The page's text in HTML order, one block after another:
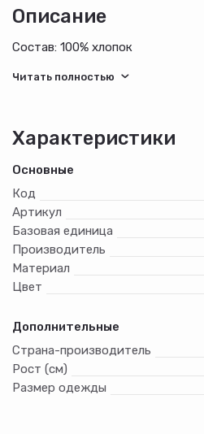
Описание
Состав: 100% хлопок
Характеристики
Основные
Код
Артикул
Базовая единица
Производитель
Материал
Цвет
Дополнительные
Страна-производитель
Рост (см)
Размер одежды